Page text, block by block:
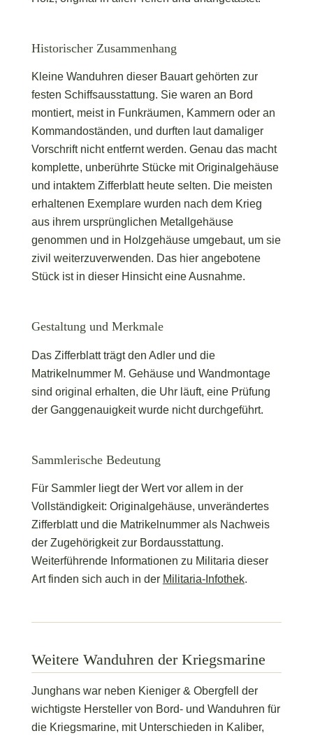
Historischer Zusammenhang
Kleine Wanduhren dieser Bauart gehörten zur
festen Schiffsausstattung. Sie waren an Bord
montiert, meist in Funkräumen, Kammern oder an
Kommandoständen, und durften laut damaliger
Vorschrift nicht entfernt werden. Genau das macht
komplette, unberührte Stücke mit Originalgehäuse
und intaktem Zifferblatt heute selten. Die meisten
erhaltenen Exemplare wurden nach dem Krieg
aus ihrem ursprünglichen Metallgehäuse
genommen und in Holzgehäuse umgebaut, um sie
zivil weiterzuverwenden. Das hier angebotene
Stück ist in dieser Hinsicht eine Ausnahme.
Gestaltung und Merkmale
Das Zifferblatt trägt den Adler und die
Matrikelnummer M. Gehäuse und Wandmontage
sind original erhalten, die Uhr läuft, eine Prüfung
der Ganggenauigkeit wurde nicht durchgeführt.
Sammlerische Bedeutung
Für Sammler liegt der Wert vor allem in der
Vollständigkeit: Originalgehäuse, unverändertes
Zifferblatt und die Matrikelnummer als Nachweis
der Zugehörigkeit zur Bordausstattung.
Weiterführende Informationen zu Militaria dieser
Art finden sich auch in der Militaria-Infothek.
Weitere Wanduhren der Kriegsmarine
Junghans war neben Kieniger & Obergfell der
wichtigste Hersteller von Bord- und Wanduhren für
die Kriegsmarine, mit Unterschieden in Kaliber,